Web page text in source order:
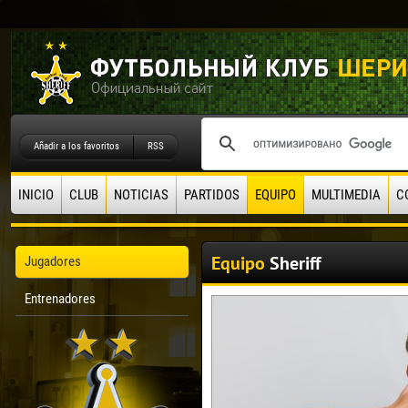
Añadir a los favoritos RSS
INICIO CLUB NOTICIAS PARTIDOS EQUIPO MULTIMEDIA
Jugadores
Entrenadores
Equipo Sheriff